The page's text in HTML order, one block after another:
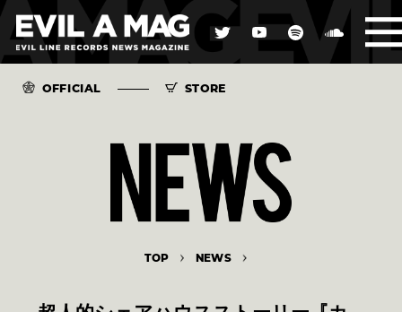
OFFICIAL STORE
TOP NEWS